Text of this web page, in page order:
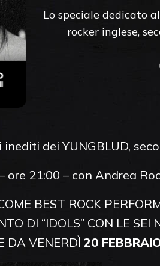
Lo speciale dedicato
rocker inglese,
dei YUNGBLUD,
ore 21:00 – con Andrea
BEST ROCK
DI “IDOLS” CON LE SEI
DA VENERDÌ 20